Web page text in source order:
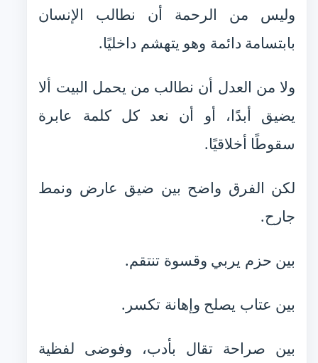
وليس من الرحمة أن نطالب الإنسان
بابتسامة دائمة وهو يتهشم داخليًا.
ولا من العدل أن نطالب من يحمل البيت ألا
يضيق أبدًا، أو أن نعد كل كلمة عابرة
سقوطًا أخلاقيًا.
لكن الفرق واضح بين ضيق عارض ونمط
جارح.
بين حزم يربي وقسوة تنتقم.
بين عتاب يصلح وإهانة تكسر.
بين صراحة تقال بأدب، وفوضى لفظية